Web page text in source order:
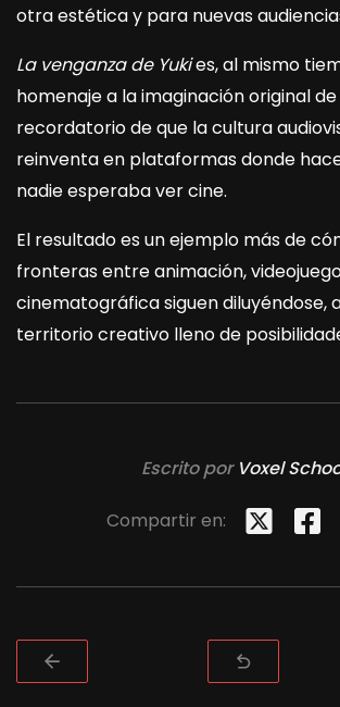
otra estética y para nuevas
La venganza de Yukies, al mismo
homenaje a la imaginación original
recordatorio de que la cultura
reinventa en plataformas donde
nadie esperaba ver cine.
El resultado es un ejemplo más de
fronteras entre animación,
cinematográfica siguen diluyéndose,
territorio creativo lleno de
Escrito por Voxel
Compartir en: